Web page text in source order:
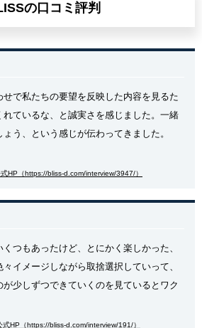
の口コミ評判
せで私たちの要望を反映した内容を見るた
ているな、と誠実さを感じました。一緒
う、という感じが伝わってきました。
HP（https://bliss-d.com/interview/3947/）
くつもあったけど、とにかく楽しかった、
イメージしながら取捨選択していって、
少しずつできていくのを見ているとワク
式HP（https://bliss-d.com/interview/191/）